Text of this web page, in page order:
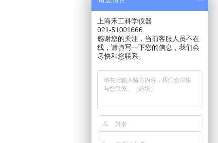
上海禾工科学仪器
021-51001666
感谢您的关注，当前客服人员不在
线，请填写一下您的信息，我们会
尽快和您联系。